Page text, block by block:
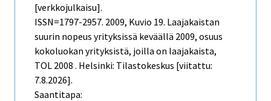
[verkkojulkaisu].
ISSN=1797-2957. 2009, Kuvio 19. Laajakaistan
suurin nopeus yrityksissä keväällä 2009, osuus
kokoluokan yrityksistä, joilla on laajakaista,
TOL 2008 . Helsinki: Tilastokeskus [viitattu:
7.8.2026].
Saantitapa: